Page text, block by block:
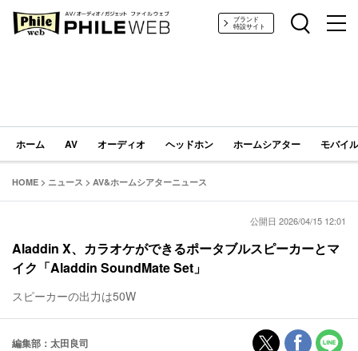
PHILE WEB｜AV/オーディオ/ガジェットブランド
特設サイト
ホーム AV オーディオ ヘッドホン ホームシアター モバイ
HOME > ニュース > AV&ホームシアターニュース
公開日 2026/04/15 12:01
Aladdin X、カラオケができるポータブルスピーカーとマ
イク「Aladdin SoundMate Set」
スピーカーの出力は50W
編集部：太田良司